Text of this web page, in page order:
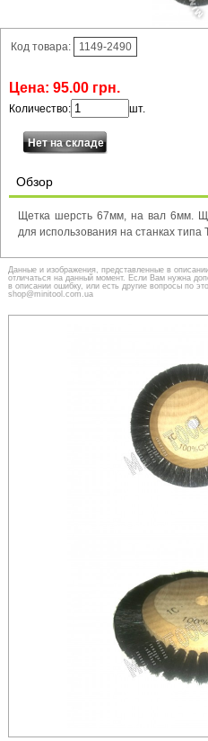
Код товара: 1149-2490
Цена: 95.00 грн.
Количество: шт.
Обзор
Щетка шерсть 67мм, на вал 6мм.
для использования на станках типа
Данные и изображения, представленные в
отличаться на данный момент. Если Вам нужна
в описании ошибку, или есть другие вопросы по
shop@minitool.com.ua